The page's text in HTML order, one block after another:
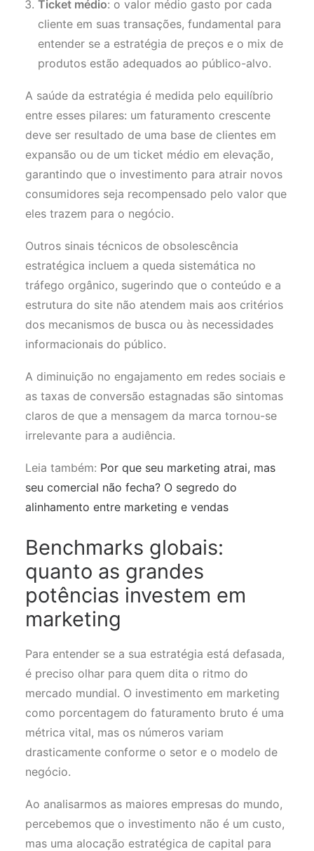
Ticket médio: o valor médio gasto por cada
cliente em suas transações, fundamental para
entender se a estratégia de preços e o mix de
produtos estão adequados ao público-alvo.
A saúde da estratégia é medida pelo equilíbrio
entre esses pilares: um faturamento crescente
deve ser resultado de uma base de clientes em
expansão ou de um ticket médio em elevação,
garantindo que o investimento para atrair novos
consumidores seja recompensado pelo valor que
eles trazem para o negócio.
Outros sinais técnicos de obsolescência
estratégica incluem a queda sistemática no
tráfego orgânico, sugerindo que o conteúdo e a
estrutura do site não atendem mais aos critérios
dos mecanismos de busca ou às necessidades
informacionais do público.
A diminuição no engajamento em redes sociais e
as taxas de conversão estagnadas são sintomas
claros de que a mensagem da marca tornou-se
irrelevante para a audiência.
Leia também: Por que seu marketing atrai, mas
seu comercial não fecha? O segredo do
alinhamento entre marketing e vendas
Benchmarks globais:
quanto as grandes
potências investem em
marketing
Para entender se a sua estratégia está defasada,
é preciso olhar para quem dita o ritmo do
mercado mundial. O investimento em marketing
como porcentagem do faturamento bruto é uma
métrica vital, mas os números variam
drasticamente conforme o setor e o modelo de
negócio.
Ao analisarmos as maiores empresas do mundo,
percebemos que o investimento não é um custo,
mas uma alocação estratégica de capital para